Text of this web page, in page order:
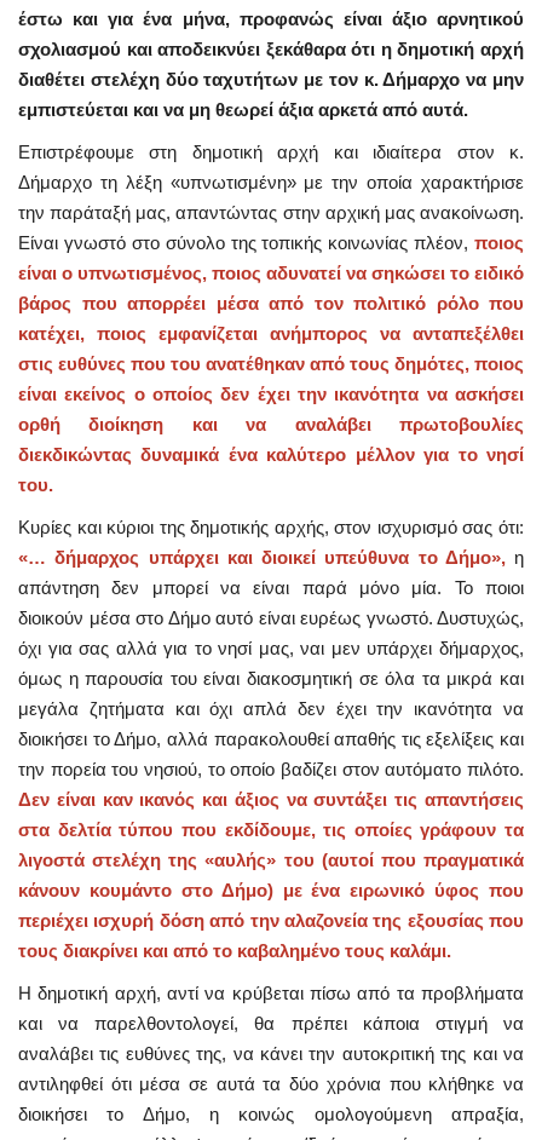
έστω και για ένα μήνα, προφανώς είναι άξιο αρνητικού
σχολιασμού και αποδεικνύει ξεκάθαρα ότι η δημοτική αρχή
διαθέτει στελέχη δύο ταχυτήτων με τον κ. Δήμαρχο να μην
εμπιστεύεται και να μη θεωρεί άξια αρκετά από αυτά.
Επιστρέφουμε στη δημοτική αρχή και ιδιαίτερα στον κ.
Δήμαρχο τη λέξη «υπνωτισμένη» με την οποία χαρακτήρισε
την παράταξή μας, απαντώντας στην αρχική μας ανακοίνωση.
Είναι γνωστό στο σύνολο της τοπικής κοινωνίας πλέον, ποιος
είναι ο υπνωτισμένος, ποιος αδυνατεί να σηκώσει το ειδικό
βάρος που απορρέει μέσα από τον πολιτικό ρόλο που
κατέχει, ποιος εμφανίζεται ανήμπορος να ανταπεξέλθει
στις ευθύνες που του ανατέθηκαν από τους δημότες, ποιος
είναι εκείνος ο οποίος δεν έχει την ικανότητα να ασκήσει
ορθή διοίκηση και να αναλάβει πρωτοβουλίες
διεκδικώντας δυναμικά ένα καλύτερο μέλλον για το νησί
του.
Κυρίες και κύριοι της δημοτικής αρχής, στον ισχυρισμό σας ότι:
«… δήμαρχος υπάρχει και διοικεί υπεύθυνα το Δήμο»,η
απάντηση δεν μπορεί να είναι παρά μόνο μία. Το ποιοι
διοικούν μέσα στο Δήμο αυτό είναι ευρέως γνωστό. Δυστυχώς,
όχι για σας αλλά για το νησί μας, ναι μεν υπάρχει δήμαρχος,
όμως η παρουσία του είναι διακοσμητική σε όλα τα μικρά και
μεγάλα ζητήματα και όχι απλά δεν έχει την ικανότητα να
διοικήσει το Δήμο, αλλά παρακολουθεί απαθής τις εξελίξεις και
την πορεία του νησιού, το οποίο βαδίζει στον αυτόματο πιλότο.
Δεν είναι καν ικανός και άξιος να συντάξει τις απαντήσεις
στα δελτία τύπου που εκδίδουμε, τις οποίες γράφουν τα
λιγοστά στελέχη της «αυλής» του (αυτοί που πραγματικά
κάνουν κουμάντο στο Δήμο) με ένα ειρωνικό ύφος που
περιέχει ισχυρή δόση από την αλαζονεία της εξουσίας που
τους διακρίνει και από το καβαλημένο τους καλάμι.
Η δημοτική αρχή, αντί να κρύβεται πίσω από τα προβλήματα
και να παρελθοντολογεί, θα πρέπει κάποια στιγμή να
αναλάβει τις ευθύνες της, να κάνει την αυτοκριτική της και να
αντιληφθεί ότι μέσα σε αυτά τα δύο χρόνια που κλήθηκε να
διοικήσει το Δήμο, η κοινώς ομολογούμενη απραξία,